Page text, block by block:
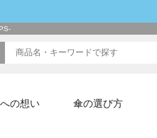
の想い 傘の選び方